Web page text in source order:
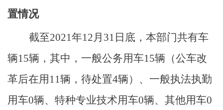
置情况
截至2021年12月31日底，本部门共有车
辆15辆，其中，一般公务用车15辆（公车改
革后在用11辆，待处置4辆）、一般执法执勤
用车0辆、 特种专业技术用车0辆、其他用车0